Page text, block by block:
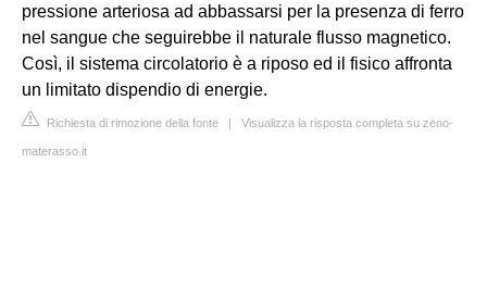
pressione arteriosa ad abbassarsi per la presenza di ferro
nel sangue che seguirebbe il naturale flusso magnetico.
Così, il sistema circolatorio è a riposo ed il fisico affronta
un limitato dispendio di energie.
Richiesta di rimozione della fonte | Visualizza la risposta completa su zeno-
materasso.it